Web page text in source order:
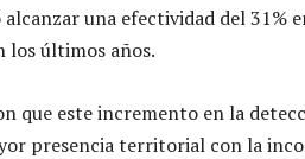
una efectividad del 31%
los últimos años.
que este incremento en la
presencia territorial con la